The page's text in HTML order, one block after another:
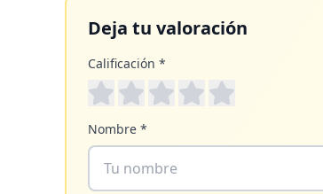
Deja tu valoración
Calificación *
Nombre *